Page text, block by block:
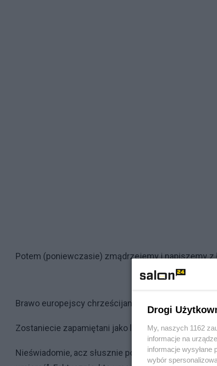
Potem (poniewczasie) zmądrzejemy i napiszemy z
Brawo europejscy chrześcijanie, brawo socjaliści,
Zostaniecie zapamiętani jako ludzie, którzy
Nieświadomie, acz słusznie powiedział onegdaj
Drogi
My, naszych 1162
informacje na
informacje wysyłane
wybór